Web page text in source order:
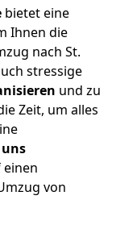
bietet eine
Ihnen die
nach St.
stressige
und zu
Zeit, um alles
einen
von